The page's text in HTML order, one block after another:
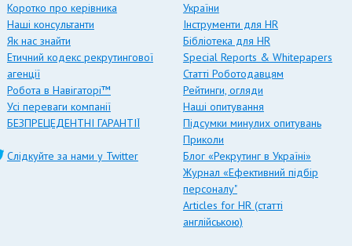
Коротко про керівника
Наші консультанти
Як нас знайти
Етичний кодекс рекрутингової
агенції
Робота в Навігаторі™
Усі переваги компанії
БЕЗПРЕЦЕДЕНТНІ ГАРАНТІЇ
Слідкуйте за нами у Twitter
України
Інструменти для HR
Бібліотека для HR
Special Reports & Whitepapers
Статті Роботодавцям
Рейтинги, огляди
Наші опитування
Підсумки минулих опитувань
Приколи
Блог «Рекрутинг в Україні»
Журнал «Ефективний підбір
персоналу"
Articles for HR (статті
англійською)